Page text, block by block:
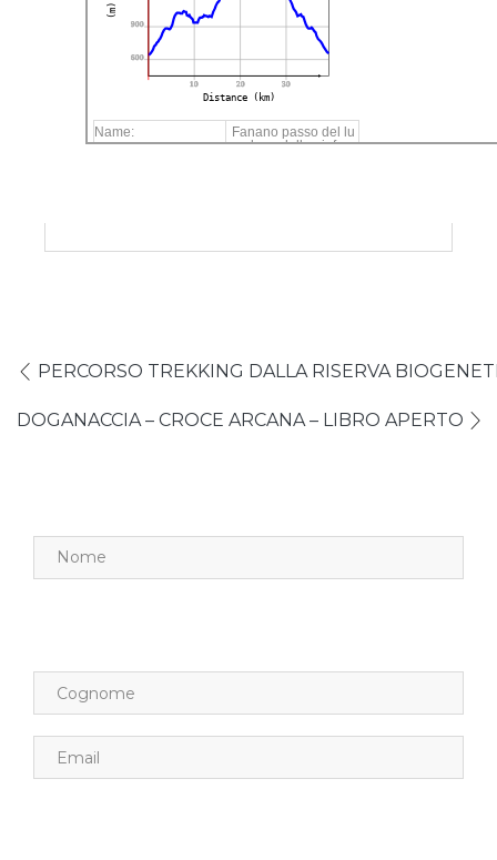
600
900
10 20 30
Distance (km)
(m)
Name:
Fanano passo del lu
po lago della ninfa
PERCORSO TREKKING DALLA RISERVA
DOGANACCIA – CROCE ARCANA – LIBRO APERTO